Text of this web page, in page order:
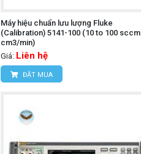
Máy hiệu chuẩn lưu lượng Fluke
(Calibration) 5141-100 (10 to 100 sccm
cm3/min)
Giá: Liên hệ
ĐẶT MUA